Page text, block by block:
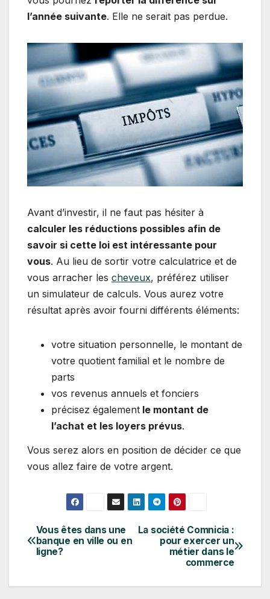
l’année suivante. Elle ne serait pas perdue.
Avant d’investir, il ne faut pas hésiter à
calculer les réductions possibles afin de
savoir si cette loi est intéressante pour
vous. Au lieu de sortir votre calculatrice et de
vous arracher les cheveux, préférez utiliser
un simulateur de calculs. Vous aurez votre
résultat après avoir fourni différents éléments:
votre situation personnelle, le montant de
votre quotient familial et le nombre de
parts
vos revenus annuels et fonciers
précisez également le montant de
l’achat et les loyers prévus.
Vous serez alors en position de décider ce que
vous allez faire de votre argent.
Navigation
de
l’article
La société Comnicia :
pour exercer un
métier dans le
commerce
Vous êtes dans une
banque en ville ou en
ligne?